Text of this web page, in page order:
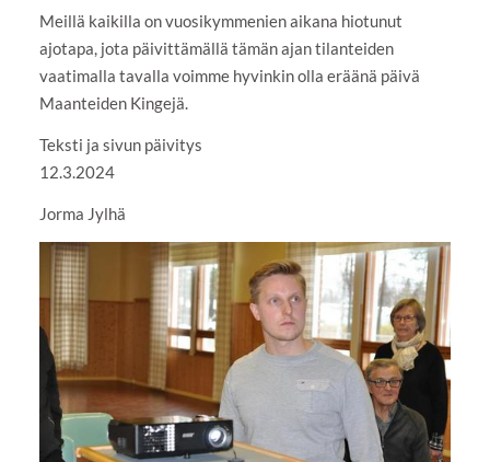
Meillä kaikilla on vuosikymmenien aikana hiotunut
ajotapa, jota päivittämällä tämän ajan tilanteiden
vaatimalla tavalla voimme hyvinkin olla eräänä päivä
Maanteiden Kingejä.
Teksti ja sivun päivitys
12.3.2024
Jorma Jylhä